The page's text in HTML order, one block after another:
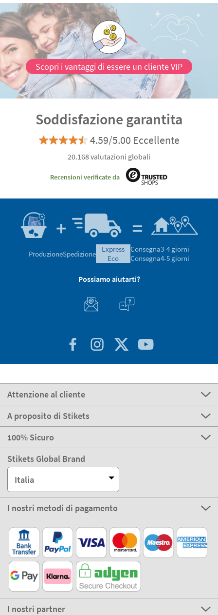
Scopri i vantaggi di essere un cliente VIP
Soddisfazione garantita
4.59/5.00 Eccellente
20.168 valutazioni globali
Recensioni verificate da
ProduzioneSpedizione
express
eco
Consegna3-4 giorni
Consegna4-5 giorni
Possiamo aiutarti?
Attenzione al cliente
A proposito di Stikets
100% Sicuro
Stikets Global Brand
Italia
I nostri metodi di pagamento
I nostri partner